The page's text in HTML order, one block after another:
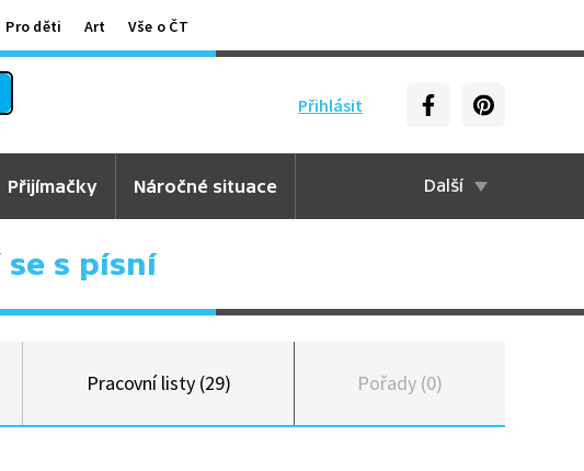
Pro děti Art Vše o ČT
Přihlásit
Přijímačky Náročné situace Další
se s písní
Pracovní listy (29) Pořady (0)